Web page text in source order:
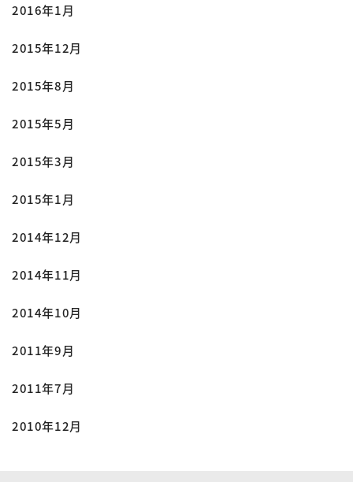
2016年1月
2015年12月
2015年8月
2015年5月
2015年3月
2015年1月
2014年12月
2014年11月
2014年10月
2011年9月
2011年7月
2010年12月